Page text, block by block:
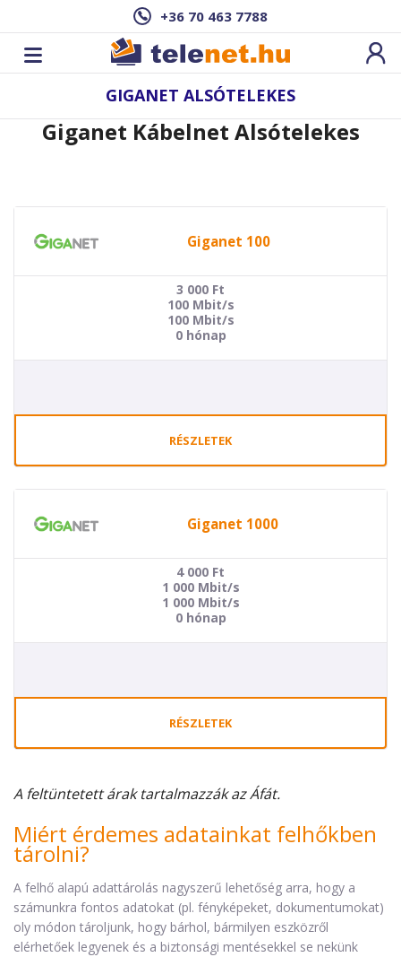
+36 70 463 7788
GIGANET ALSÓTELEKES
Giganet Kábelnet Alsótelekes
Giganet 100
3 000 Ft
100 Mbit/s
100 Mbit/s
0 hónap
RÉSZLETEK
Giganet 1000
4 000 Ft
1 000 Mbit/s
1 000 Mbit/s
0 hónap
RÉSZLETEK
A feltüntetett árak tartalmazzák az Áfát.
Miért érdemes adatainkat felhőkben
tárolni?
A felhő alapú adattárolás nagyszerű lehetőség arra, hogy a
számunkra fontos adatokat (pl. fényképeket, dokumentumokat)
oly módon tároljunk, hogy bárhol, bármilyen eszközről
elérhetőek legyenek és a biztonsági mentésekkel se nekünk